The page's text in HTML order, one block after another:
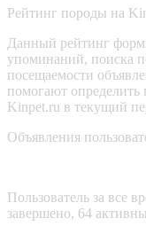
Рейтинг породы на
Данный рейтинг
упоминаний, поиска
посещаемости
помогают
Kinpet.ru в текущий
Объявления
Пользователь за все
завершено, 64